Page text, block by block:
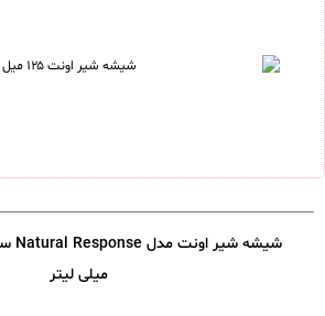
میلی لیتر